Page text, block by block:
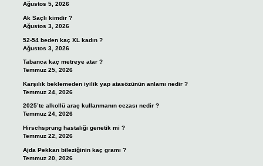
Ağustos 5, 2026
Ak Saçlı kimdir ?
Ağustos 3, 2026
52-54 beden kaç XL kadın ?
Ağustos 3, 2026
Tabanca kaç metreye atar ?
Temmuz 25, 2026
Karşılık beklemeden iyilik yap atasözünün anlamı nedir ?
Temmuz 24, 2026
2025’te alkollü araç kullanmanın cezası nedir ?
Temmuz 24, 2026
Hirschsprung hastalığı genetik mi ?
Temmuz 22, 2026
Ajda Pekkan bileziğinin kaç gramı ?
Temmuz 20, 2026